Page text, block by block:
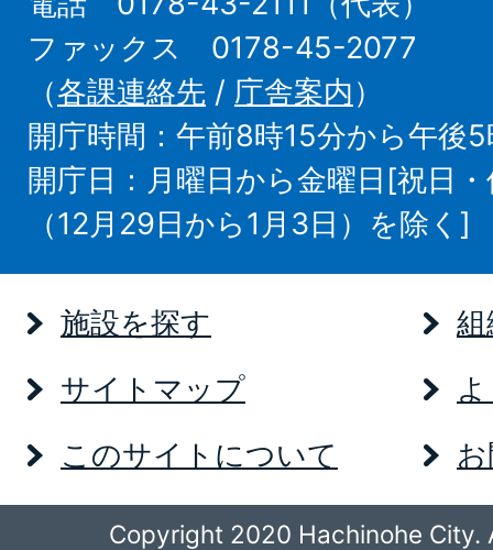
ファックス 0178-45-2077
（各課連絡先 / 庁舎案内）
開庁時間：午前8時15分から午後5
開庁日：月曜日から金曜日[祝日
（12月29日から1月3日）を除く]
施設を探す
サイトマップ
このサイトについて
Copyright 2020 Hachinohe City.